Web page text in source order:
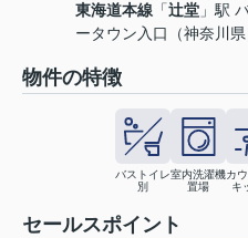
東海道本線 「辻堂 」駅
ータウン入口（神奈川
物件の特徴
バストイレ
別
室内洗濯機
置場
カ
キ
セールスポイント